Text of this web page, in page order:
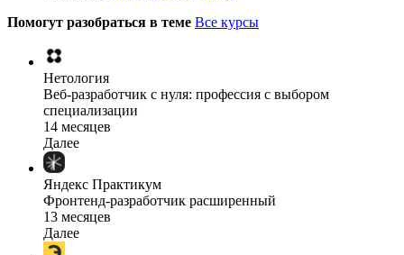
Помогут разобраться в теме Все курсы
Нетология
Веб-разработчик с нуля: профессия с выбором
специализации
14 месяцев
Далее
Яндекс Практикум
Фронтенд-разработчик расширенный
13 месяцев
Далее